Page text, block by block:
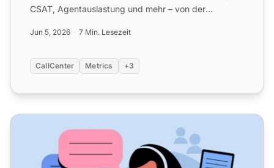
CSAT, Agentauslastung und mehr – von der
Jun 5, 2026 7 Min. Lesezeit
CallCenter Metrics +3
35+ Call-Center-Statistiken für 2025